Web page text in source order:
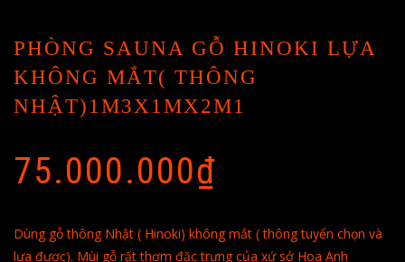
PHÒNG SAUNA GỖ HINOKI LỰA
KHÔNG MẮT( THÔNG
NHẬT)1M3X1MX2M1
75.000.000₫
Dùng gỗ thông Nhật ( Hinoki) không mắt ( thông tuyển chọn và
lựa được). Mùi gỗ rất thơm đặc trưng của xứ sở Hoa Anh